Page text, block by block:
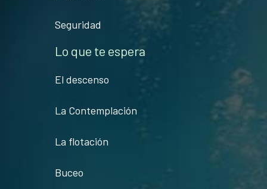
Seguridad
Lo que te espera
El descenso
La Contemplación
La flotación
Buceo